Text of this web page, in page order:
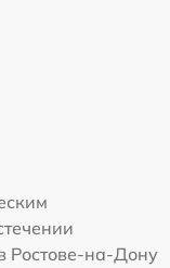
Ростове-на-Дону